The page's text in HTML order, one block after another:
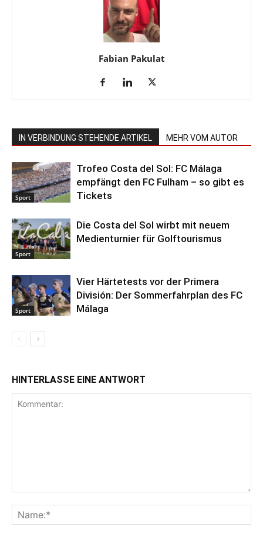
Fabian Pakulat
IN VERBINDUNG STEHENDE ARTIKEL MEHR VOM AUTOR
Sport
Trofeo Costa del Sol: FC Málaga
empfängt den FC Fulham – so gibt es
Tickets
Sport
Die Costa del Sol wirbt mit neuem
Medienturnier für Golftourismus
Sport
Vier Härtetests vor der Primera
División: Der Sommerfahrplan des FC
Málaga
HINTERLASSE EINE ANTWORT